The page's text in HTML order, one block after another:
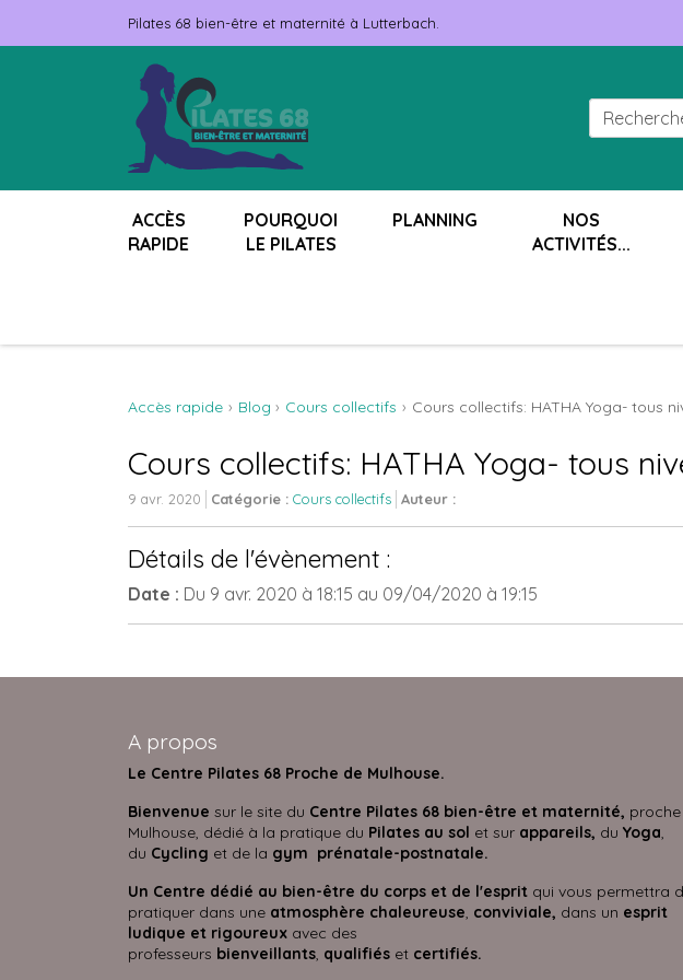
Pilates 68 bien-être et maternité à Lutterbach.
ACCÈS
RAPIDE
POURQUOI
LE PILATES
PLANNING
NOS
ACTIVITÉS...
Accès rapide Blog Cours collectifs Cours collectifs: HATHA Yoga- tous
Cours collectifs: HATHA Yoga- tous
9 avr. 2020 Catégorie : Cours collectifs Auteur :
Détails de l'évènement :
Date : Du 9 avr. 2020 à 18:15 au 09/04/2020 à 19:15
A propos
Le Centre Pilates 68 Proche de Mulhouse.
Bienvenue sur le site du Centre Pilates 68 bien-être et maternité,
Mulhouse, dédié à la pratique du Pilates au sol et sur appareils, du Yoga,
du Cycling et de la gym prénatale-postnatale.
Un Centre dédié au bien-être du corps et de l'esprit qui vous permettra
pratiquer dans une atmosphère chaleureuse, conviviale, dans un esprit
ludique et rigoureux avec des
professeurs bienveillants, qualifiés et certifiés.